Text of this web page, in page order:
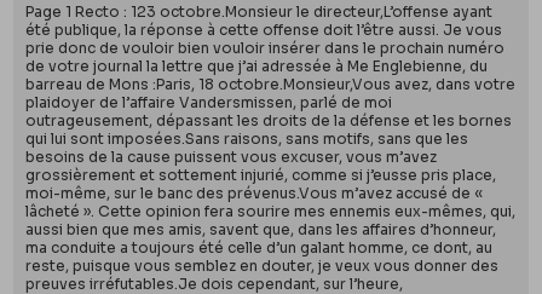
Page 1 Recto : 123 octobre.Monsieur le directeur,L’offense ayant
été publique, la réponse à cette offense doit l’être aussi. Je vous
prie donc de vouloir bien vouloir insérer dans le prochain numéro
de votre journal la lettre que j’ai adressée à Me Englebienne, du
barreau de Mons :Paris, 18 octobre.Monsieur,Vous avez, dans votre
plaidoyer de l’affaire Vandersmissen, parlé de moi
outrageusement, dépassant les droits de la défense et les bornes
qui lui sont imposées.Sans raisons, sans motifs, sans que les
besoins de la cause puissent vous excuser, vous m’avez
grossièrement et sottement injurié, comme si j’eusse pris place,
moi-même, sur le banc des prévenus.Vous m’avez accusé de «
lâcheté ». Cette opinion fera sourire mes ennemis eux-mêmes, qui,
aussi bien que mes amis, savent que, dans les affaires d’honneur,
ma conduite a toujours été celle d’un galant homme, ce dont, au
reste, puisque vous semblez en douter, je veux vous donner des
preuves irréfutables.Je dois cependant, sur l’heure,